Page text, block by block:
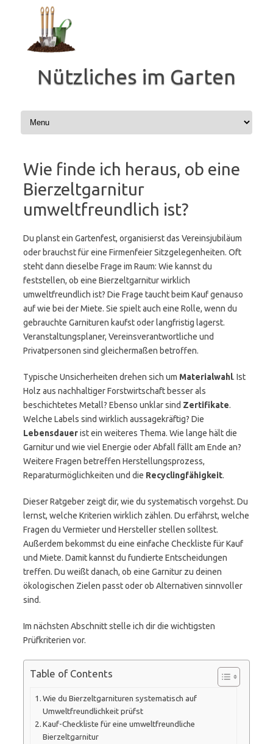
springen
Nützliches im Garten
Wie finde ich heraus, ob eine
Bierzeltgarnitur
umweltfreundlich ist?
Du planst ein Gartenfest, organisierst das Vereinsjubiläum
oder brauchst für eine Firmenfeier Sitzgelegenheiten. Oft
steht dann dieselbe Frage im Raum: Wie kannst du
feststellen, ob eine Bierzeltgarnitur wirklich
umweltfreundlich ist? Die Frage taucht beim Kauf genauso
auf wie bei der Miete. Sie spielt auch eine Rolle, wenn du
gebrauchte Garnituren kaufst oder langfristig lagerst.
Veranstaltungsplaner, Vereinsverantwortliche und
Privatpersonen sind gleichermaßen betroffen.
Typische Unsicherheiten drehen sich um Materialwahl. Ist
Holz aus nachhaltiger Forstwirtschaft besser als
beschichtetes Metall? Ebenso unklar sind Zertifikate.
Welche Labels sind wirklich aussagekräftig? Die
Lebensdauerist ein weiteres Thema. Wie lange hält die
Garnitur und wie viel Energie oder Abfall fällt am Ende an?
Weitere Fragen betreffen Herstellungsprozess,
Reparaturmöglichkeiten und die Recyclingfähigkeit.
Dieser Ratgeber zeigt dir, wie du systematisch vorgehst. Du
lernst, welche Kriterien wirklich zählen. Du erfährst, welche
Fragen du Vermieter und Hersteller stellen solltest.
Außerdem bekommst du eine einfache Checkliste für Kauf
und Miete. Damit kannst du fundierte Entscheidungen
treffen. Du weißt danach, ob eine Garnitur zu deinen
ökologischen Zielen passt oder ob Alternativen sinnvoller
sind.
Im nächsten Abschnitt stelle ich dir die wichtigsten
Prüfkriterien vor.
Table of Contents
Wie du Bierzeltgarnituren systematisch auf
Umweltfreundlichkeit prüfst
Kauf-Checkliste für eine umweltfreundliche
Bierzeltgarnitur